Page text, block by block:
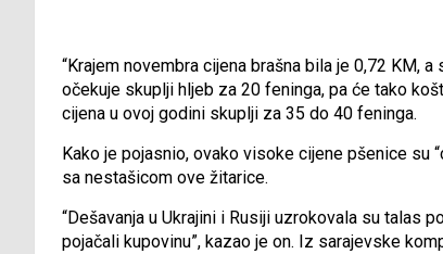
“Krajem novembra cijena brašna bila je 0,72 KM,
očekuje skuplji hljeb za 20 feninga, pa će tako
cijena u ovoj godini skuplji za 35 do 40 feninga.
Kako je pojasnio, ovako visoke cijene pšenice su
sa nestašicom ove žitarice.
“Dešavanja u Ukrajini i Rusiji uzrokovala su talas
pojačali kupovinu”, kazao je on. Iz sarajevske